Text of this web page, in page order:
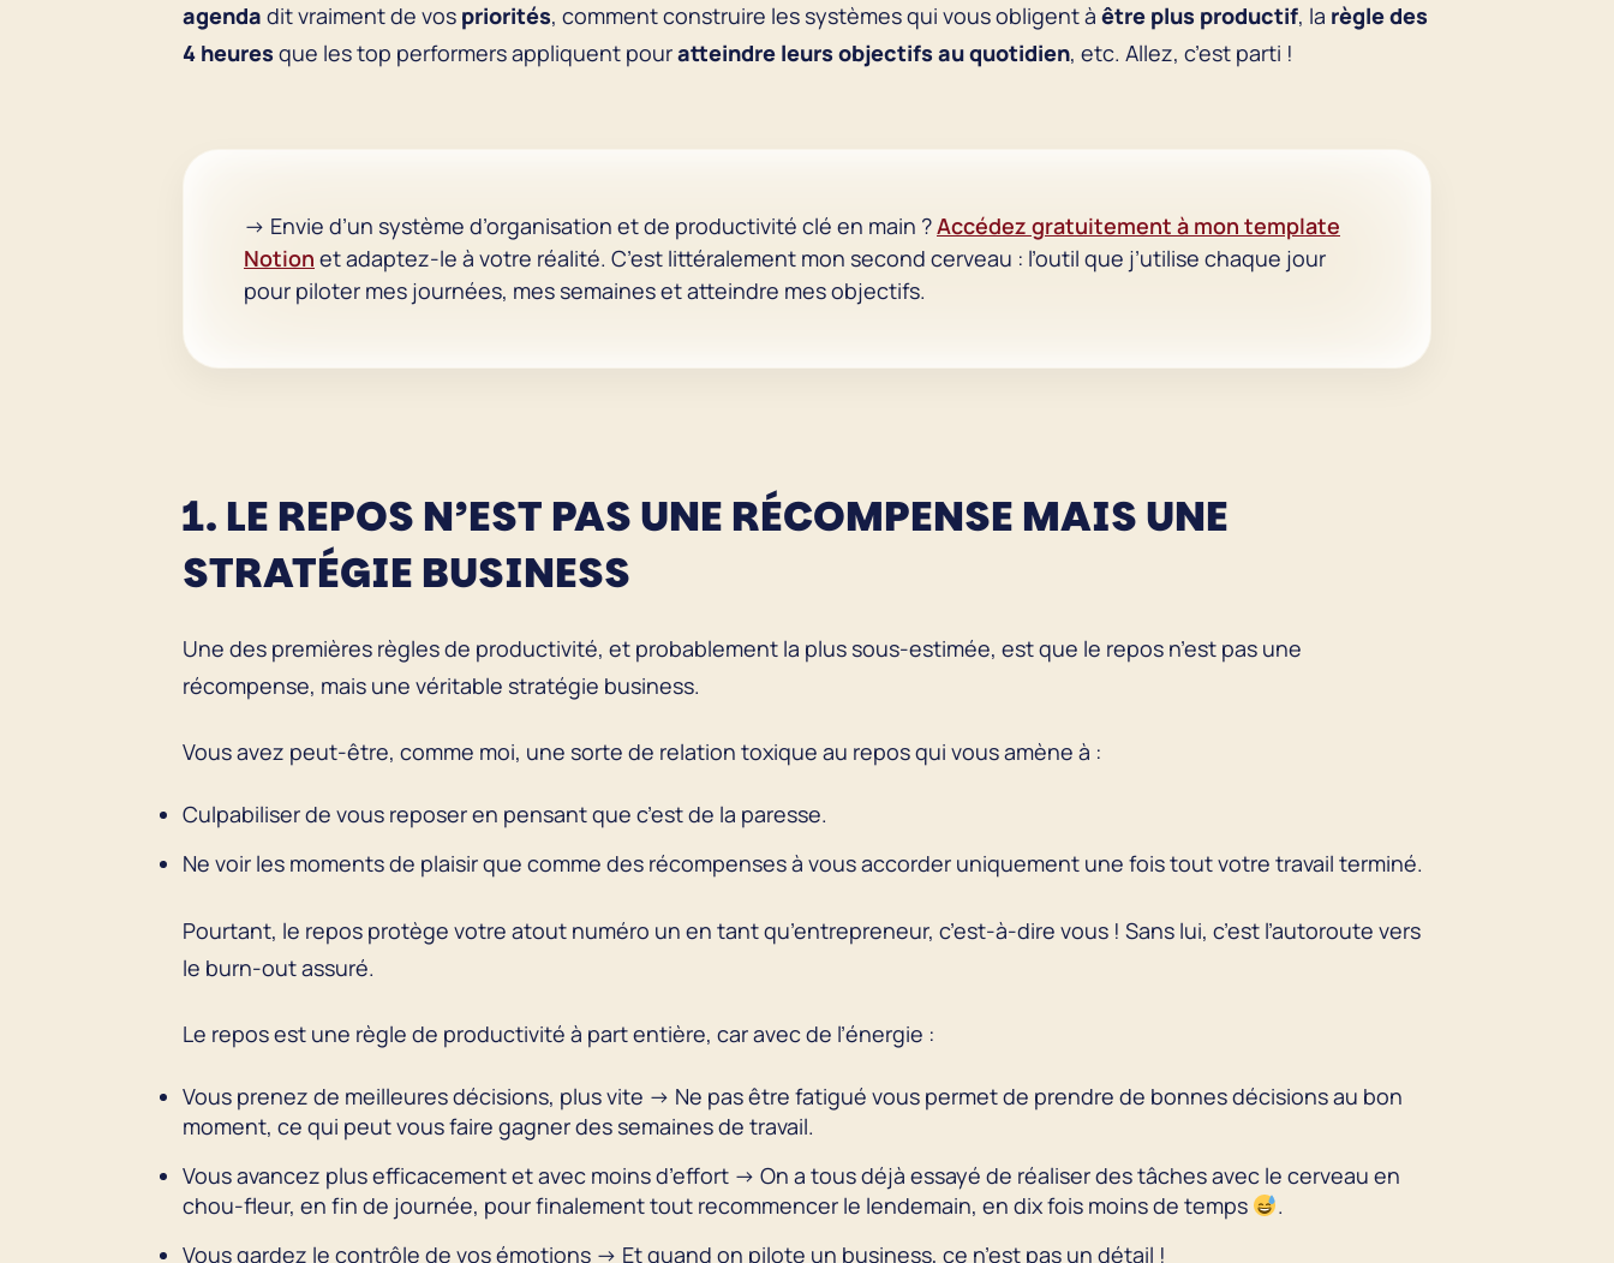
agenda dit vraiment de vos priorités, comment construire les systèmes qui vous obligent à être plus productif, la règle des
4 heures que les top performers appliquent pouratteindre leurs objectifs au quotidien, etc. Allez, c’est parti !
→ Envie d’un système d’organisation et de productivité clé en main ?Accédez gratuitement à mon template
Notion et adaptez-le à votre réalité. C’est littéralement mon second cerveau : l’outil que j’utilise chaque jour
pour piloter mes journées, mes semaines et atteindre mes objectifs.
1. LE REPOS N’EST PAS UNE RÉCOMPENSE MAIS UNE
STRATÉGIE BUSINESS
Une des premières règles de productivité, et probablement la plus sous-estimée, est que le repos n’est pas une
récompense, mais une véritable stratégie business.
Vous avez peut-être, comme moi, une sorte de relation toxique au repos qui vous amène à :
Culpabiliser de vous reposer en pensant que c’est de la paresse.
Ne voir les moments de plaisir que comme des récompenses à vous accorder uniquement une fois tout votre travail terminé.
Pourtant, le repos protège votre atout numéro un en tant qu’entrepreneur, c’est-à-dire vous ! Sans lui, c’est l’autoroute vers
le burn-out assuré.
Le repos est une règle de productivité à part entière, car avec de l’énergie :
Vous prenez de meilleures décisions, plus vite → Ne pas être fatigué vous permet de prendre de bonnes décisions au bon
moment, ce qui peut vous faire gagner des semaines de travail.
Vous avancez plus efficacement et avec moins d’effort → On a tous déjà essayé de réaliser des tâches avec le cerveau en
chou-fleur, en fin de journée, pour finalement tout recommencer le lendemain, en dix fois moins de temps
.
Vous gardez le contrôle de vos émotions → Et quand on pilote un business, ce n’est pas un détail !